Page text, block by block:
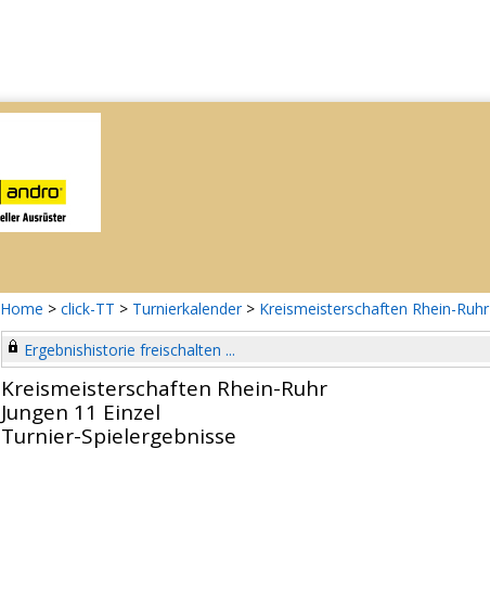
Home > click-TT > Turnierkalender > Kreismeisterschaften Rhein-Ruhr
Ergebnishistorie freischalten ...
Kreismeisterschaften Rhein-Ruhr
Jungen 11 Einzel
Turnier-Spielergebnisse